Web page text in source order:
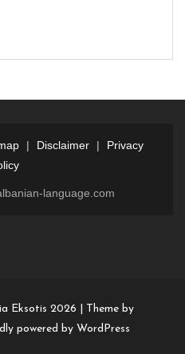
| Disclaimer |
Privacy
language.com
Eksotis 2026 |
Theme by
powered by WordPress